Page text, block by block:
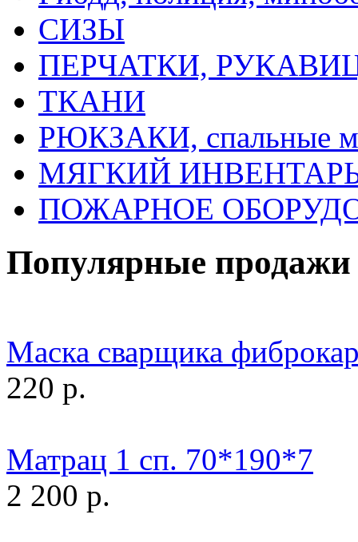
СИЗЫ
ПЕРЧАТКИ,
ТКАНИ
РЮКЗАКИ, спальные
МЯГКИЙ ИНВЕНТАРЬ,
ПОЖАРНОЕ
Популярные продажи
Маска сварщика
220 р.
Матрац 1 сп. 70*190*7
2 200 р.